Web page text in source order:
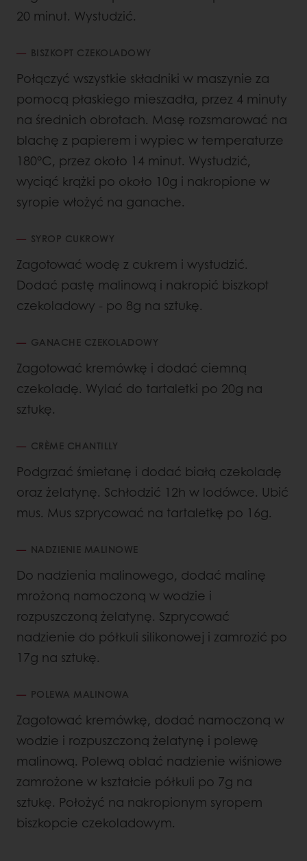
20 minut. Wystudzić.
BISZKOPT CZEKOLADOWY
Połączyć wszystkie składniki w maszynie za
pomocą płaskiego mieszadła, przez 4 minuty
na średnich obrotach. Masę rozsmarować na
blachę z papierem i wypiec w temperaturze
180°C, przez około 14 minut. Wystudzić,
wyciąć krążki po około 10g i nakropione w
syropie włożyć na ganache.
SYROP CUKROWY
Zagotować wodę z cukrem i wystudzić.
Dodać pastę malinową i nakropić biszkopt
czekoladowy - po 8g na sztukę.
GANACHE CZEKOLADOWY
Zagotować kremówkę i dodać ciemną
czekoladę. Wylać do tartaletki po 20g na
sztukę.
CRÈME CHANTILLY
Podgrzać śmietanę i dodać białą czekoladę
oraz żelatynę. Schłodzić 12h w lodówce. Ubić
mus. Mus szprycować na tartaletkę po 16g.
NADZIENIE MALINOWE
Do nadzienia malinowego, dodać malinę
mrożoną namoczoną w wodzie i
rozpuszczoną żelatynę. Szprycować
nadzienie do półkuli silikonowej i zamrozić po
17g na sztukę.
POLEWA MALINOWA
Zagotować kremówkę, dodać namoczoną w
wodzie i rozpuszczoną żelatynę i polewę
malinową. Polewą oblać nadzienie wiśniowe
zamrożone w kształcie półkuli po 7g na
sztukę. Położyć na nakropionym syropem
biszkopcie czekoladowym.